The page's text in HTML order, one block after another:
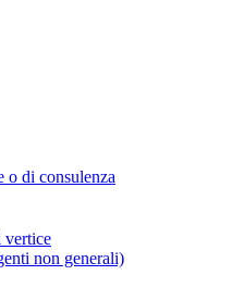
di consulenza
vertice
non generali)